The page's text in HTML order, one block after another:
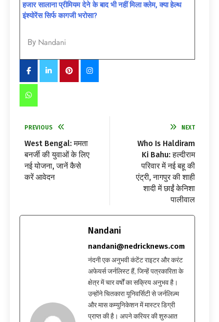
हजार सालाना प्रीमियम देने के बाद भी नहीं मिला क्लेम, क्या हेल्थ
इंश्योरेंस सिर्फ कागजी भरोसा?
By Nandani
PREVIOUS
West Bengal: ममता
बनर्जी की युवाओं के लिए
नई योजना, जानें कैसे
करें आवेदन
NEXT
Who Is Haldiram
Ki Bahu: हल्दीराम
परिवार में नई बहू की
एंट्री, नागपुर की शाही
शादी में छाईं केनिशा
पालीवाल
Nandani
nandani@nedricknews.com
नंदनी एक अनुभवी कंटेंट राइटर और करंट
अफेयर्स जर्नलिस्ट हैं, जिन्हें पत्रकारिता के
क्षेत्र में चार वर्षों का सक्रिय अनुभव है।
उन्होंने चितकारा यूनिवर्सिटी से जर्नलिज़्म
और मास कम्युनिकेशन में मास्टर डिग्री
प्राप्त की है। अपने करियर की शुरुआत